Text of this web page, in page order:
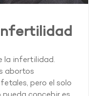
la infertilidad.
abortos
pero el solo